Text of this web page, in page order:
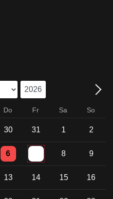
Do Fr Sa So
30 31 1 2
6
Einzelne Veranstaltung
8 9
13 14 15 16